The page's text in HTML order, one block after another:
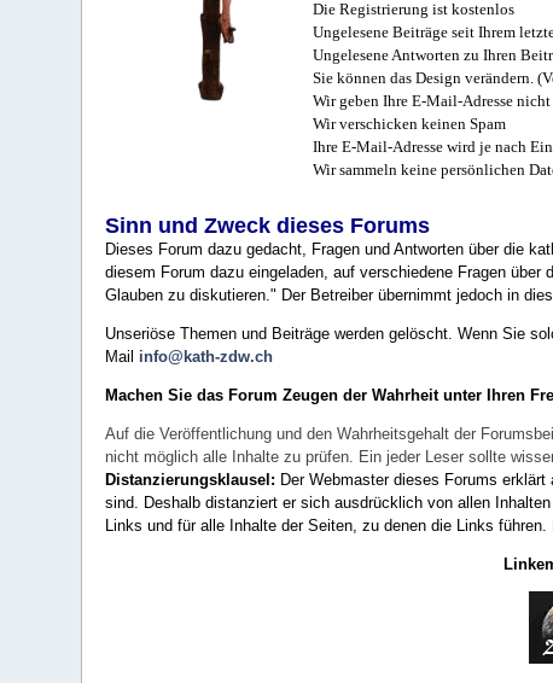
Die Registrierung ist kostenlos
Ungelesene Beiträge seit Ihrem
Ungelesene Antworten zu Ihren
Sie können das Design verändern.
Wir geben Ihre E-Mail-Adresse
Wir verschicken keinen Spam
Ihre E-Mail-Adresse wird je nach
Wir sammeln keine persönlichen
Sinn und Zweck dieses Forums
Dieses Forum dazu gedacht, Fragen und Antworten über die
diesem Forum dazu eingeladen, auf verschiedene Fragen
Glauben zu diskutieren." Der Betreiber übernimmt jedoch in
Unseriöse Themen und Beiträge werden gelöscht. Wenn Sie
Mail info@kath-zdw.ch
Machen Sie das Forum Zeugen der Wahrheit unter Ihren
Auf die Veröffentlichung und den Wahrheitsgehalt der
nicht möglich alle Inhalte zu prüfen. Ein jeder Leser sollte
Distanzierungsklausel: Der Webmaster dieses Forums
sind. Deshalb distanziert er sich ausdrücklich von allen
Links und für alle Inhalte der Seiten, zu denen die Links führen.